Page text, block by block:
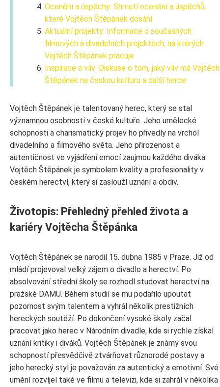
Ocenění a úspěchy: Shrnutí ocenění a úspěchů,
které Vojtěch Štěpánek dosáhl
Aktuální projekty: Informace o současných
filmových a divadelních projektech, na kterých
Vojtěch Štěpánek pracuje
Inspirace a vliv: Diskuse o tom, jaký vliv má Vojtěch
Štěpánek na českou kulturu a další herce
Vojtěch Štěpánek je talentovaný herec, který se stal
významnou osobností v české kultuře. Jeho umělecké
schopnosti a charismatický projev ho přivedly na vrchol
divadelního a filmového světa. Jeho přirozenost a
autentičnost ve vyjádření emocí zaujmou každého diváka.
Vojtěch Štěpánek je symbolem kvality a profesionality v
českém herectví, který si zaslouží uznání a obdiv.
Životopis: Přehledný přehled života a
kariéry Vojtěcha Štěpánka
Vojtěch Štěpánek se narodil 15. dubna 1985 v Praze. Již od
mládí projevoval velký zájem o divadlo a herectví. Po
absolvování střední školy se rozhodl studovat herectví na
pražské DAMU. Během studií se mu podařilo upoutat
pozornost svým talentem a vyhrál několik prestižních
hereckých soutěží. Po dokončení vysoké školy začal
pracovat jako herec v Národním divadle, kde si rychle získal
uznání kritiky i diváků. Vojtěch Štěpánek je známý svou
schopností přesvědčivě ztvárňovat různorodé postavy a
jeho herecký styl je považován za autentický a emotivní. Své
umění rozvíjel také ve filmu a televizi, kde si zahrál v několika